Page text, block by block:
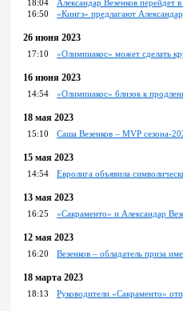
18:04 Александар Везенков перейдет
16:50
«Кингз» предлагают
26 июня 2023
17:10 «Олимпиакос» может сделать
16 июня 2023
14:54 «Олимпиакос» близок к
18 мая 2023
15:10 Саша Везенков – MVP сезона-
15 мая 2023
14:54 Евролига объявила
13 мая 2023
16:25 «Сакраменто» и Александар
12 мая 2023
16:20 Везенков – обладатель приза
18 марта 2023
18:13 Руководители «Сакраменто»